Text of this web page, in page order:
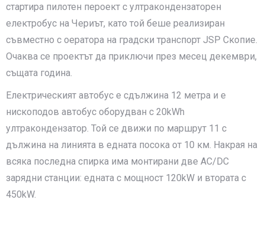
стартира пилотен пероект с ултракондензаторен
електробус на Чериът, като той беше реализиран
съвместно с оератора на градски транспорт JSP Скопие.
Очаква се проектът да приключи през месец декември,
същата година.
Електрическият автобус е сдължина 12 метра и е
нископодов автобус оборудван с 20kWh
ултракондензатор. Той се движи по маршрут 11 с
дължина на линията в едната посока от 10 км. Накрая на
всяка последна спирка има монтирани две AC/DC
зарядни станции: едната с мощност 120kW и втората с
450kW.